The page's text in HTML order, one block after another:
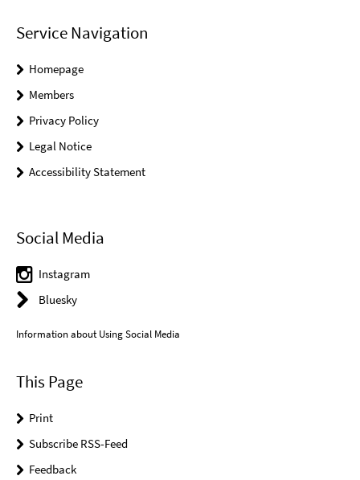
Service Navigation
Homepage
Members
Privacy Policy
Legal Notice
Accessibility Statement
Social Media
Instagram
Bluesky
Information about Using Social Media
This Page
Print
Subscribe RSS-Feed
Feedback